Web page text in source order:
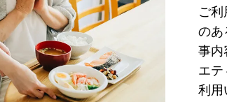
ご
のあ
事内
エテ
利用